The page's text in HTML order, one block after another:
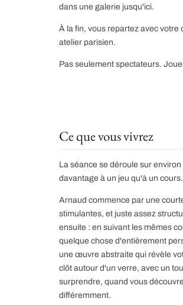
dans une galerie jusqu'ici.
À la fin, vous repartez avec
atelier parisien.
Pas seulement spectateurs.
Ce que vous vivrez
La séance se déroule sur
davantage à un jeu qu'à un cours.
Arnaud commence par une
stimulantes, et juste assez
ensuite : en suivant les mêmes
quelque chose d'entièrement
une œuvre abstraite qui révèle
clôt autour d'un verre, avec un
surprendre, quand vous
différemment.